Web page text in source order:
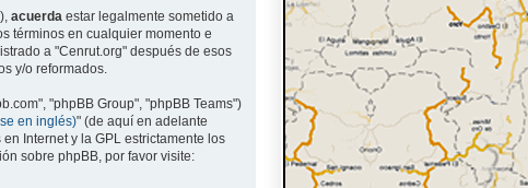
acuerda estar legalmente sometido a
términos en cualquier momento e
a "Cenrut.org" después de esos
y/o reformados.
"phpBB Group", "phpBB Teams")
en inglés)" (de aquí en adelante
Internet y la GPL estrictamente los
sobre phpBB, por favor visite: